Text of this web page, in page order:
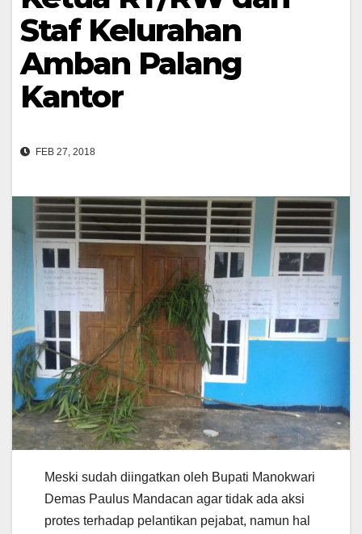
Staf Kelurahan
Amban Palang
Kantor
FEB 27, 2018
Meski sudah diingatkan oleh Bupati Manokwari
Demas Paulus Mandacan agar tidak ada aksi
protes terhadap pelantikan pejabat, namun hal